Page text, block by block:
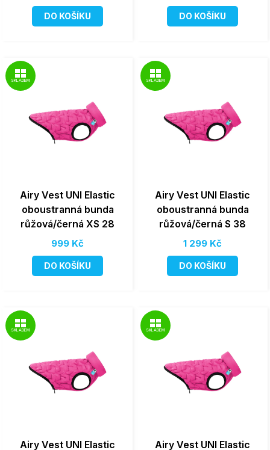
DO KOŠÍKU DO KOŠÍKU
SKLADEM
Airy Vest UNI Elastic
oboustranná bunda
růžová/černá XS 28
999 Kč
DO KOŠÍKU
SKLADEM
Airy Vest UNI Elastic
oboustranná bunda
růžová/černá S 38
1 299 Kč
DO KOŠÍKU
SKLADEM
Airy Vest UNI Elastic
SKLADEM
Airy Vest UNI Elastic